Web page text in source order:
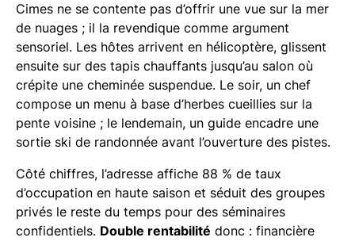
Cimes ne se contente pas d’offrir une vue sur la mer
de nuages ; il la revendique comme argument
sensoriel. Les hôtes arrivent en hélicoptère, glissent
ensuite sur des tapis chauffants jusqu’au salon où
crépite une cheminée suspendue. Le soir, un chef
compose un menu à base d’herbes cueillies sur la
pente voisine ; le lendemain, un guide encadre une
sortie ski de randonnée avant l’ouverture des pistes.
Côté chiffres, l’adresse affiche 88 % de taux
d’occupation en haute saison et séduit des groupes
privés le reste du temps pour des séminaires
confidentiels. Double rentabilité donc : financière